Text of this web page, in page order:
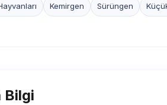
Kemirgen Sürüngen
Bilgi